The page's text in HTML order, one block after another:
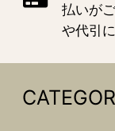
払いが
や代引